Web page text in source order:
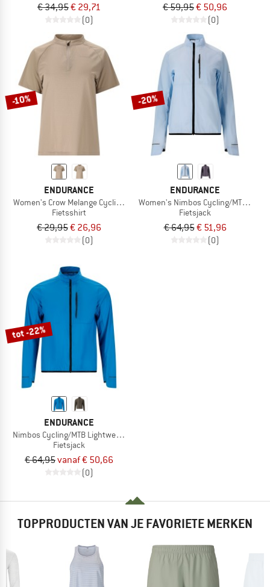
€ 34,95€ 29,71
(0)
€ 59,95€ 50,96
(0)
-10%
ENDURANCE
Women's Crow Melange Cycling/MTB S/S Shirt
Fietsshirt
€ 29,95€ 26,96
(0)
-20%
ENDURANCE
Women's Nimbos Cycling/MTB
Fietsjack
€ 64,95€ 51,96
(0)
tot -22%
ENDURANCE
Nimbos Cycling/MTB Lightweight Jacket
Fietsjack
€ 64,95vanaf € 50,66
(0)
TOPPRODUCTEN VAN JE FAVORIETE MERKEN